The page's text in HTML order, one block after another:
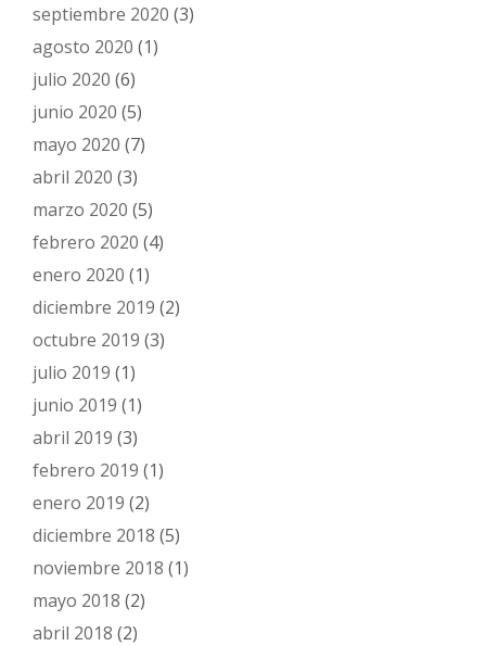
septiembre 2020 (3)
agosto 2020 (1)
julio 2020 (6)
junio 2020 (5)
mayo 2020 (7)
abril 2020 (3)
marzo 2020 (5)
febrero 2020 (4)
enero 2020 (1)
diciembre 2019 (2)
octubre 2019 (3)
julio 2019 (1)
junio 2019 (1)
abril 2019 (3)
febrero 2019 (1)
enero 2019 (2)
diciembre 2018 (5)
noviembre 2018 (1)
mayo 2018 (2)
abril 2018 (2)